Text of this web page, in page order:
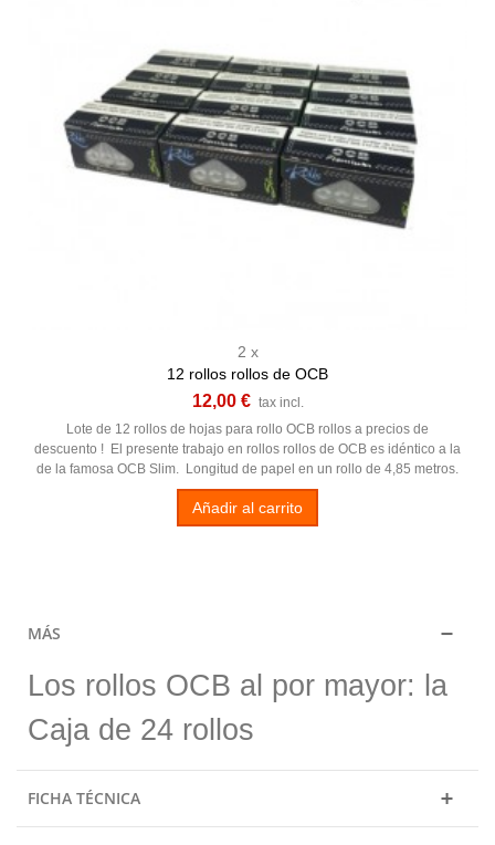
2 x
12 rollos rollos de OCB
12,00 € tax incl.
Lote de 12 rollos de hojas para rollo OCB rollos a precios de
descuento ! El presente trabajo en rollos rollos de OCB es idéntico a la
de la famosa OCB Slim. Longitud de papel en un rollo de 4,85 metros.
Añadir al carrito
MÁS
Los rollos OCB al por mayor: la
Caja de 24 rollos
FICHA TÉCNICA